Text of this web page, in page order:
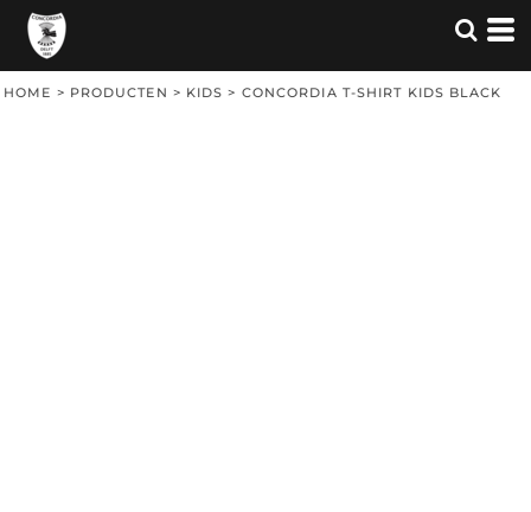
HOME > PRODUCTEN > KIDS > CONCORDIA T-SHIRT KIDS BLACK